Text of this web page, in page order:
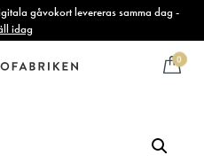
gåvokort levereras samma dag -
idag
0